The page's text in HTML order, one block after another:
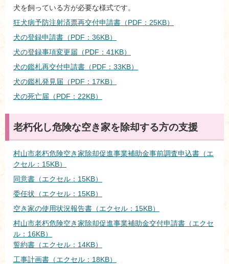
犬を飼っている方が必要な様式です。
狂犬病予防注射済票再交付申請書（PDF：25KB）
犬の登録申請書（PDF：36KB）
犬の登録事項変更届（PDF：41KB）
犬の鑑札再交付申請書（PDF：33KB）
犬の鑑札発見届（PDF：17KB）
犬の死亡届（PDF：22KB）
老朽化し危険な空き家を除却する方の支援
村山市老朽危険空き家除却促進事業補助金事前調査申込書（エ
クセル：15KB）
同意書（エクセル：15KB）
委任状（エクセル：15KB）
空き家の使用状況報告書（エクセル：15KB）
村山市老朽危険空き家除却促進事業補助金交付申請書（エクセ
ル：16KB）
誓約書（エクセル：14KB）
工事計画書（エクセル：18KB）